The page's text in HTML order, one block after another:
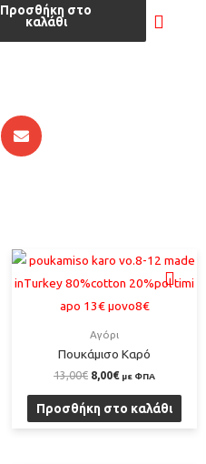
Προσθήκη στο
καλάθι
Αγόρι
Πουκάμισο Καρό
13,00€ 8,00€ με ΦΠΑ
Προσθήκη στο καλάθι